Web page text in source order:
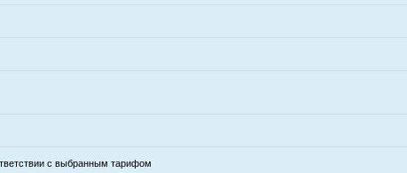
с выбранным тарифом